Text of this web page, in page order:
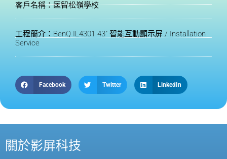
客戶名稱：匡智松嶺學校
工程簡介：BenQ IL4301 43" 智能互動顯示屏 / Installation
Service
Facebook Twitter LinkedIn
關於影屏科技